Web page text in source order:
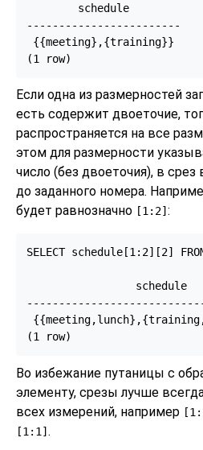
        schedule
------------------------
{{meeting},{training}}
(1 row)
Если одна из размерностей
есть содержит двоеточие,
распространяется на все
этом для размерности
число (без двоеточия), в срез
до заданного номера.
будет равнозначно [1:2] :
SELECT schedule[1:2][2]
                 schedule
(1 row)
Во избежание путаницы с
элементу, срезы лучше
всех измерений, например
[1:1].